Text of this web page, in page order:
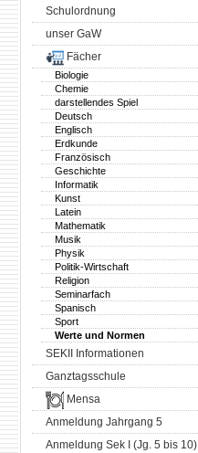
Schulordnung
unser GaW
Fächer
Biologie
Chemie
darstellendes Spiel
Deutsch
Englisch
Erdkunde
Französisch
Geschichte
Informatik
Kunst
Latein
Mathematik
Musik
Physik
Politik-Wirtschaft
Religion
Seminarfach
Spanisch
Sport
Werte und Normen
SEKII Informationen
Ganztagsschule
Mensa
Anmeldung Jahrgang 5
Anmeldung Sek I (Jg. 5 bis 10)